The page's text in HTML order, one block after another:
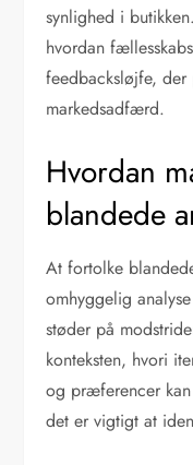
synlighed i
hvordan
feedbacksløjfe, der
markedsadfærd.
Hvordan
blandede
At fortolke
omhyggelig
støder på
konteksten, hvori
og præferencer
det er vigtigt at